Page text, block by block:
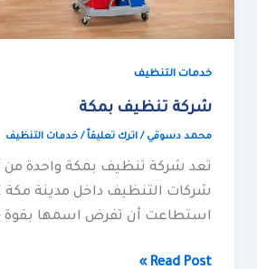
خدمات التنظيف
شركة تنظيف بمكة
محمد دسوقي /اترك تعليقاً /خدمات التنظيف
تعد شركة تنظيف بمكة واحدة
شركات التنظيف داخل مدينة مكة
استطاعت أن تفرض اسمها بقوة
Read Post »